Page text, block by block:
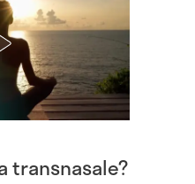
transnasale?